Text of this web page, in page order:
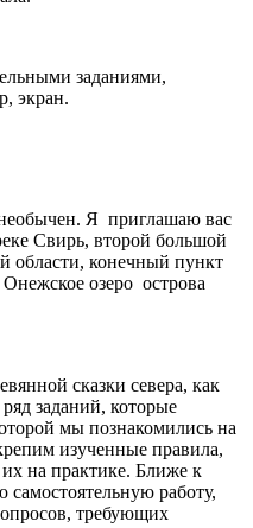
заданиями,
экран.
Я приглашаю вас
Свирь, второй большой
области, конечный пункт
озеро острова
сказки севера, как
заданий, которые
мы познакомились на
изученные правила,
на практике. Ближе к
работу,
требующих